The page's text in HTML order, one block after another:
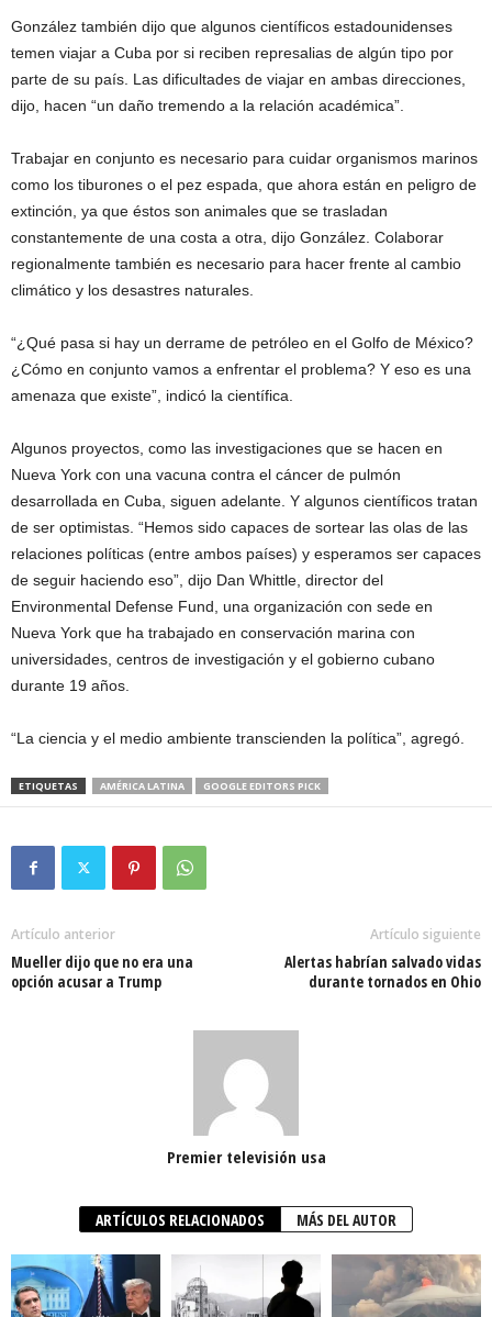
González también dijo que algunos científicos estadounidenses
temen viajar a Cuba por si reciben represalias de algún tipo por
parte de su país. Las dificultades de viajar en ambas direcciones,
dijo, hacen “un daño tremendo a la relación académica”.
Trabajar en conjunto es necesario para cuidar organismos marinos
como los tiburones o el pez espada, que ahora están en peligro de
extinción, ya que éstos son animales que se trasladan
constantemente de una costa a otra, dijo González. Colaborar
regionalmente también es necesario para hacer frente al cambio
climático y los desastres naturales.
“¿Qué pasa si hay un derrame de petróleo en el Golfo de México?
¿Cómo en conjunto vamos a enfrentar el problema? Y eso es una
amenaza que existe”, indicó la científica.
Algunos proyectos, como las investigaciones que se hacen en
Nueva York con una vacuna contra el cáncer de pulmón
desarrollada en Cuba, siguen adelante. Y algunos científicos tratan
de ser optimistas. “Hemos sido capaces de sortear las olas de las
relaciones políticas (entre ambos países) y esperamos ser capaces
de seguir haciendo eso”, dijo Dan Whittle, director del
Environmental Defense Fund, una organización con sede en
Nueva York que ha trabajado en conservación marina con
universidades, centros de investigación y el gobierno cubano
durante 19 años.
“La ciencia y el medio ambiente transcienden la política”, agregó.
ETIQUETAS AMÉRICA LATINA GOOGLE EDITORS PICK
Artículo anterior
Mueller dijo que no era una
opción acusar a Trump
Artículo siguiente
Alertas habrían salvado vidas
durante tornados en Ohio
Premier televisión usa
ARTÍCULOS RELACIONADOS MÁS DEL AUTOR